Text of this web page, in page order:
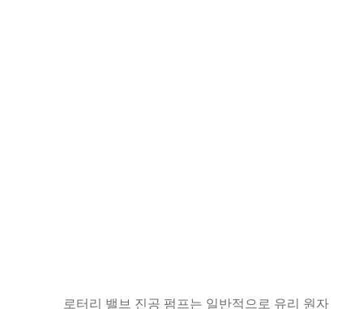
로터리 밸브 진공 펌프는 일반적으로 유리 원자